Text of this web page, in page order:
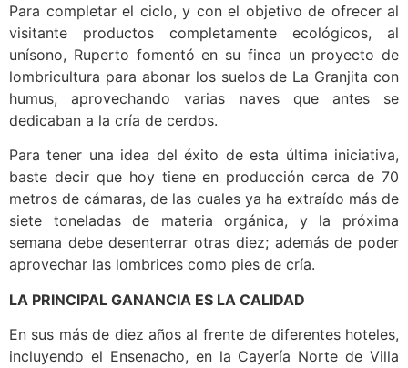
Para completar el ciclo, y con el objetivo de ofrecer al
visitante productos completamente ecológicos, al
unísono, Ruperto fomentó en su finca un proyecto de
lombricultura para abonar los suelos de La Granjita con
humus, aprovechando varias naves que antes se
dedicaban a la cría de cerdos.
Para tener una idea del éxito de esta última iniciativa,
baste decir que hoy tiene en producción cerca de 70
metros de cámaras, de las cuales ya ha extraído más de
siete toneladas de materia orgánica, y la próxima
semana debe desenterrar otras diez; además de poder
aprovechar las lombrices como pies de cría.
LA PRINCIPAL GANANCIA ES LA CALIDAD
En sus más de diez años al frente de diferentes hoteles,
incluyendo el Ensenacho, en la Cayería Norte de Villa